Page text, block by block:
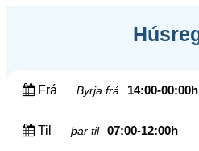
Frá Byrja frá 14:00-00:00h
Til þar til 07:00-12:00h